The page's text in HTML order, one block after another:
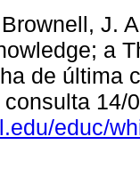
J.
a
de última
14/
educ/